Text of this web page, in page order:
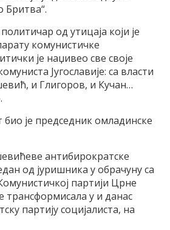
Бритва“.
од утицаја који је
комунистичке
је наџивео све своје
Југославије: са власти
и Глигоров, и Кучан…
био је председник омладинске
антибирократске
од јуришника у обрачуну са
партији Црне
трансформисала у и данас
партију социјалиста, на